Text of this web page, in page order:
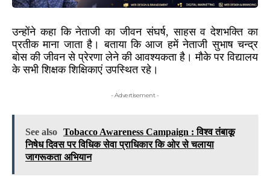
उन्होंने कहा कि नेताजी का जीवन संघर्ष, साहस व देशभक्ति का
प्रतीक माना जाता है। बताया कि आज हमें नेताजी सुभाष चन्द्र
बोस की जीवन से प्रेरणा लेने की आवश्यकता है। मौके पर विद्यालय
के सभी शिक्षक शिक्षिकाएं उपस्थित रहे।
- Advertisement -
See also Tobacco Awareness Campaign : विश्व तंबाकू
निषेध दिवस पर विधिक सेवा प्राधिकार कि ओर से चलाया
जागरूकता अभियान